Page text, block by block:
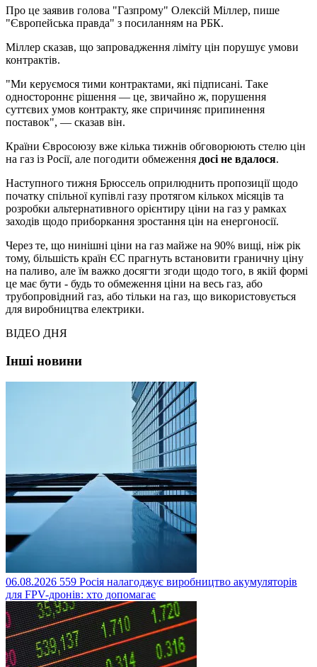
Про це заявив голова "Газпрому" Олексій Міллер, пише
"Європейська правда" з посиланням на РБК.
Міллер сказав, що запровадження ліміту цін порушує умови
контрактів.
"Ми керуємося тими контрактами, які підписані. Таке
одностороннє рішення — це, звичайно ж, порушення
суттєвих умов контракту, яке спричиняє припинення
поставок", — сказав він.
Країни Євросоюзу вже кілька тижнів обговорюють стелю цін
на газ із Росії, але погодити обмеження досі не вдалося.
Наступного тижня Брюссель оприлюднить пропозиції щодо
початку спільної купівлі газу протягом кількох місяців та
розробки альтернативного орієнтиру ціни на газ у рамках
заходів щодо приборкання зростання цін на енергоносії.
Через те, що нинішні ціни на газ майже на 90% вищі, ніж рік
тому, більшість країн ЄС прагнуть встановити граничну ціну
на паливо, але їм важко досягти згоди щодо того, в якій формі
це має бути - будь то обмеження ціни на весь газ, або
трубопровідний газ, або тільки на газ, що використовується
для виробництва електрики.
ВІДЕО ДНЯ
Інші новини
06.08.2026 559 Росія налагоджує виробництво акумуляторів
для FPV-дронів: хто допомагає